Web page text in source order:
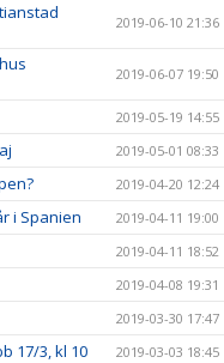
2019-06-10 21:36
2019-06-07 19:50
2019-05-19 14:55
2019-05-01 08:33
2019-04-20 12:24
i Spanien 2019-04-11 19:00
2019-04-11 18:52
2019-04-08 19:31
2019-03-30 17:47
17/3, kl 10 2019-03-03 18:45